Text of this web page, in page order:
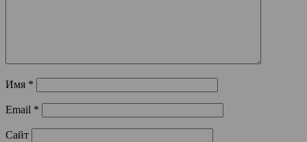
Имя *
Email *
Сайт